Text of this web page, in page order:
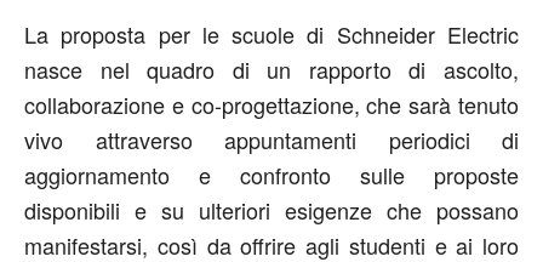
La proposta per le scuole di Schneider Electric
nasce nel quadro di un rapporto di ascolto,
collaborazione e co-progettazione, che sarà tenuto
vivo attraverso appuntamenti periodici di
aggiornamento e confronto sulle proposte
disponibili e su ulteriori esigenze che possano
manifestarsi, così da offrire agli studenti e ai loro